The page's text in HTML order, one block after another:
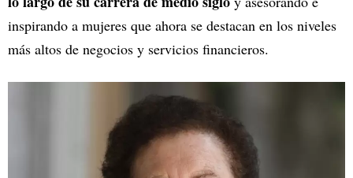
inspirando a mujeres que ahora se destacan en los niveles
más altos de negocios y servicios financieros.